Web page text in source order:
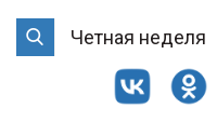
Четная неделя